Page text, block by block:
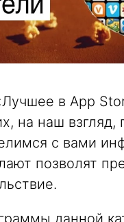
в App
на наш
с вами
позволят
данной